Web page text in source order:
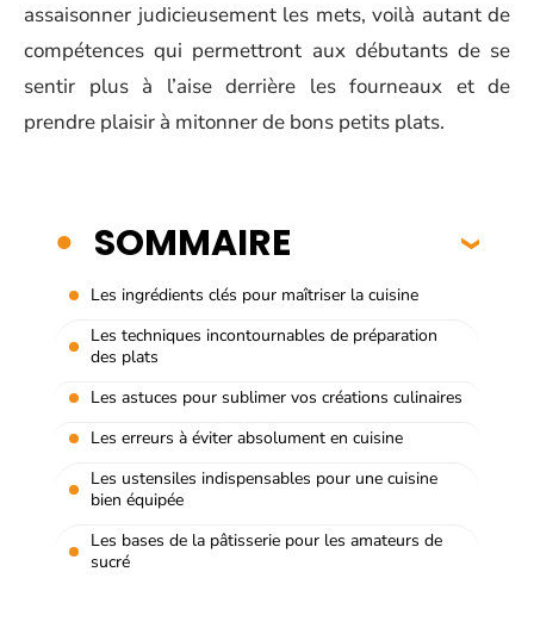
assaisonner judicieusement les mets, voilà autant de
compétences qui permettront aux débutants de se
sentir plus à l’aise derrière les fourneaux et de
prendre plaisir à mitonner de bons petits plats.
SOMMAIRE
Les ingrédients clés pour maîtriser la cuisine
Les techniques incontournables de préparation
des plats
Les astuces pour sublimer vos créations culinaires
Les erreurs à éviter absolument en cuisine
Les ustensiles indispensables pour une cuisine
bien équipée
Les bases de la pâtisserie pour les amateurs de
sucré